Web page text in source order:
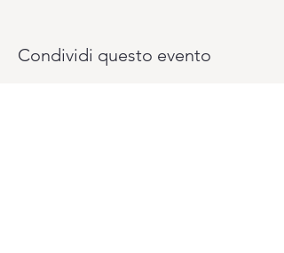
Condividi questo evento